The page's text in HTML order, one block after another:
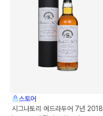
스토어
시그나토리 에드라두어 7년 2018